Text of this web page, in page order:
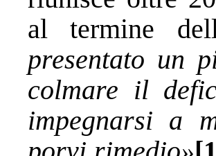
al termine
presentato un
colmare il
impegnarsi a